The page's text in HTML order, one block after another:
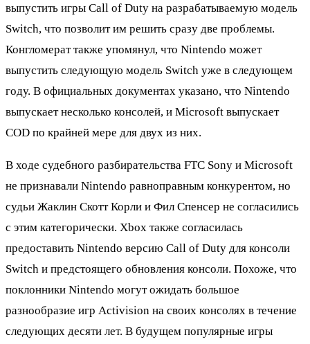
выпустить игры Call of Duty на разрабатываемую модель
Switch, что позволит им решить сразу две проблемы.
Конгломерат также упомянул, что Nintendo может
выпустить следующую модель Switch уже в следующем
году. В официальных документах указано, что Nintendo
выпускает несколько консолей, и Microsoft выпускает
COD по крайней мере для двух из них.
В ходе судебного разбирательства FTC Sony и Microsoft
не признавали Nintendo равноправным конкурентом, но
судьи Жаклин Скотт Корли и Фил Спенсер не согласились
с этим категорически. Xbox также согласилась
предоставить Nintendo версию Call of Duty для консоли
Switch и предстоящего обновления консоли. Похоже, что
поклонники Nintendo могут ожидать большое
разнообразие игр Activision на своих консолях в течение
следующих десяти лет. В будущем популярные игры